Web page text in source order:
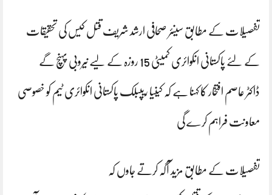
تفصیلات کے مطابق سینئر صحافی ارشد شریف قتل کیس کی تحقیقات
کے لئے پاکستانی انکوائری کمیٹی 15 روزہ کے لیے نیروبی پہنچ گے
ڈاکٹر عاصم افتخار کا کہنا ہے کہ کینیا ریپبلک پاکستانی انکوائری ٹیم کو خصوصی
معاونت فراہم کرے گی
تفصیلات کے مطابق مزید آگہ کرتے جاوں کہ